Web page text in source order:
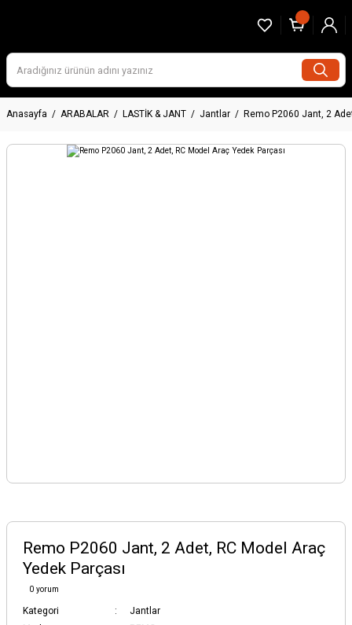
Anasayfa ARABALAR LASTİK & JANT Jantlar Remo P2060 Jant, 2
Remo P2060 Jant, 2 Adet, RC Model Araç
Yedek Parçası
0 yorum
Kategori
Jantlar